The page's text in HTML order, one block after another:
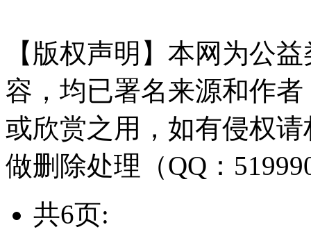
【版权声明】本网为公
容，均已署名来源和作
或欣赏之用，如有侵权
做删除处理（QQ：
共6页: